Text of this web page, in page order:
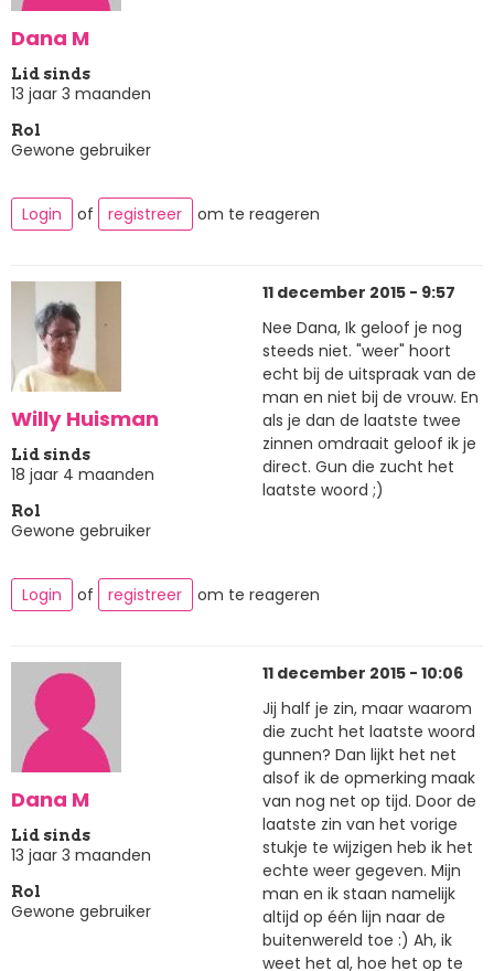
Dana M
Lid sinds
13 jaar 3 maanden
Rol
Gewone gebruiker
Login of registreer om te reageren
Willy Huisman
Lid sinds
18 jaar 4 maanden
Rol
Gewone gebruiker
11 december 2015 - 9:57
Nee Dana, Ik geloof je nog
steeds niet. "weer" hoort
echt bij de uitspraak van de
man en niet bij de vrouw. En
als je dan de laatste twee
zinnen omdraait geloof ik je
direct. Gun die zucht het
laatste woord ;)
Login of registreer om te reageren
Dana M
Lid sinds
13 jaar 3 maanden
Rol
Gewone gebruiker
11 december 2015 - 10:06
Jij half je zin, maar waarom
die zucht het laatste woord
gunnen? Dan lijkt het net
alsof ik de opmerking maak
van nog net op tijd. Door de
laatste zin van het vorige
stukje te wijzigen heb ik het
echte weer gegeven. Mijn
man en ik staan namelijk
altijd op één lijn naar de
buitenwereld toe :) Ah, ik
weet het al, hoe het op te